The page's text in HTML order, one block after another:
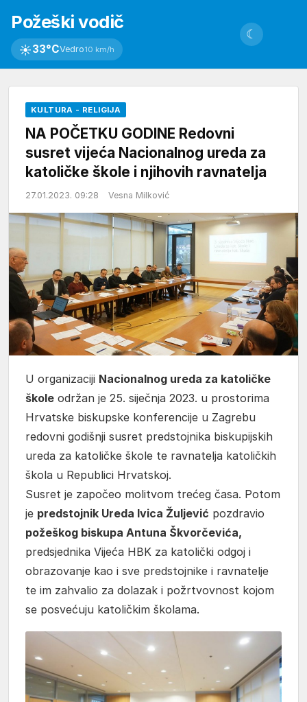
Požeški vodič
☀33°CVedro10 km/h
☾
KULTURA - RELIGIJA
NA POČETKU GODINE Redovni
susret vijeća Nacionalnog ureda za
katoličke škole i njihovih ravnatelja
27.01.2023. 09:28 Vesna Milković
U organizaciji Nacionalnog ureda za katoličke
škole održan je 25. siječnja 2023. u prostorima
Hrvatske biskupske konferencije u Zagrebu
redovni godišnji susret predstojnika biskupijskih
ureda za katoličke škole te ravnatelja katoličkih
škola u Republici Hrvatskoj.
Susret je započeo molitvom trećeg časa. Potom
je predstojnik Ureda Ivica Žuljević pozdravio
požeškog biskupa Antuna Škvorčevića,
predsjednika Vijeća HBK za katolički odgoj i
obrazovanje kao i sve predstojnike i ravnatelje
te im zahvalio za dolazak i požrtvovnost kojom
se posvećuju katoličkim školama.